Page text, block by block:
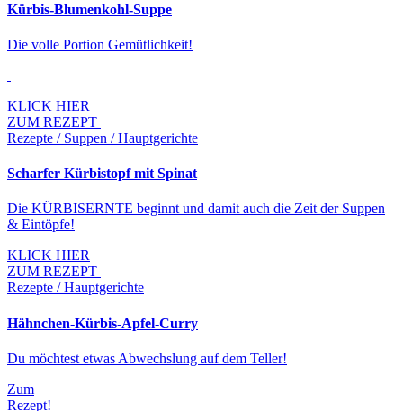
Kürbis-Blumenkohl-Suppe
Die volle Portion Gemütlichkeit!
KLICK HIER
ZUM REZEPT
Rezepte / Suppen / Hauptgerichte
Scharfer Kürbistopf mit Spinat
Die KÜRBISERNTE beginnt und damit auch die Zeit der Suppen
& Eintöpfe!
KLICK HIER
ZUM REZEPT
Rezepte / Hauptgerichte
Hähnchen-Kürbis-Apfel-Curry
Du möchtest etwas Abwechslung auf dem Teller!
Zum
Rezept!